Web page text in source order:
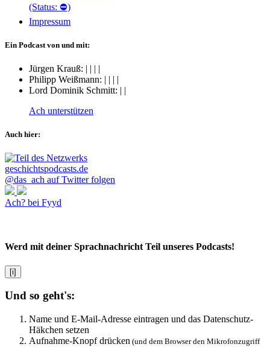
(Status: ⛔)
Impressum
Ein Podcast von und mit:
Jürgen Krauß: | | | |
Philipp Weißmann: | | | |
Lord Dominik Schmitt: | |
Ach unterstützen
Auch hier:
@das_ach auf Twitter folgen
Ach? bei Fyyd
Werd mit deiner Sprachnachricht Teil unseres Podcasts!
[i]
Und so geht's:
Name und E-Mail-Adresse eintragen und das Datenschutz-
Häkchen setzen
Aufnahme-Knopf drücken (und dem Browser den Mikrofonzugriff